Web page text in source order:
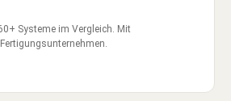
Systeme im Vergleich. Mit